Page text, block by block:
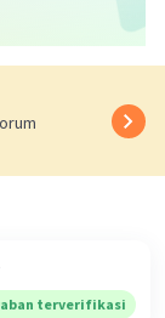
terverifikasi